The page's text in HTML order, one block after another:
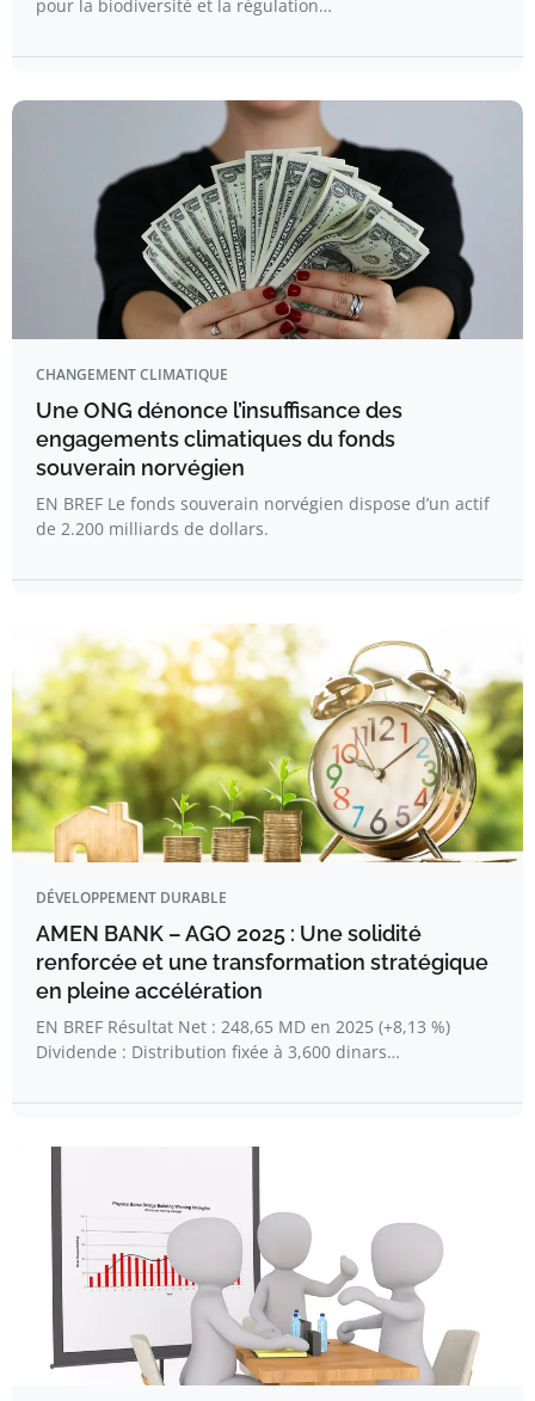
pour la biodiversité et la régulation…
CHANGEMENT CLIMATIQUE
Une ONG dénonce l’insuffisance des
engagements climatiques du fonds
souverain norvégien
EN BREF Le fonds souverain norvégien dispose d’un actif
de 2.200 milliards de dollars.
DÉVELOPPEMENT DURABLE
AMEN BANK – AGO 2025 : Une solidité
renforcée et une transformation stratégique
en pleine accélération
EN BREF Résultat Net : 248,65 MD en 2025 (+8,13 %)
Dividende : Distribution fixée à 3,600 dinars…